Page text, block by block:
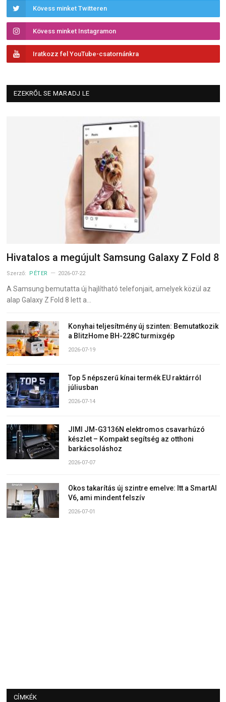
Kövess minket Twitteren
Kövess minket Instagramon
Iratkozz fel YouTube-csatornánkra
EZEKRŐL SE MARADJ LE
Hivatalos a megújult Samsung Galaxy Z Fold 8
Szerző: PÉTER 2026-07-22
A Samsung bemutatta új hajlítható telefonjait, amelyek közül az
alap Galaxy Z Fold 8 lett a…
Konyhai teljesítmény új szinten: Bemutatkozik
a BlitzHome BH-228C turmixgép
2026-07-19
Top 5 népszerű kínai termék EU raktárról
júliusban
2026-07-14
JIMI JM-G3136N elektromos csavarhúzó
készlet – Kompakt segítség az otthoni
barkácsoláshoz
2026-07-07
Okos takarítás új szintre emelve: Itt a SmartAI
V6, ami mindent felszív
2026-07-01
CÍMKÉK